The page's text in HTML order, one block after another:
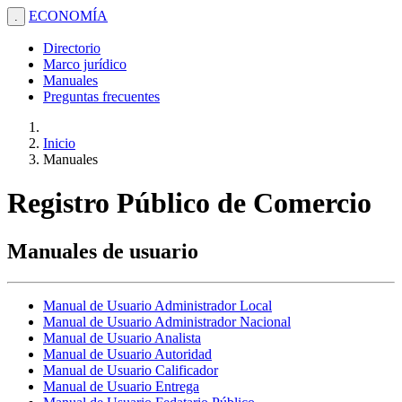
. ECONOMÍA
Directorio
Marco jurídico
Manuales
Preguntas frecuentes
Inicio
Manuales
Registro Público de Comercio
Manuales de usuario
Manual de Usuario Administrador Local
Manual de Usuario Administrador Nacional
Manual de Usuario Analista
Manual de Usuario Autoridad
Manual de Usuario Calificador
Manual de Usuario Entrega